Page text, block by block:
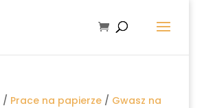
/ Prace na papierze/ Gwasz na